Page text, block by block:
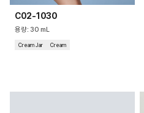
C02-1030
용량: 30 mL
Cream Jar Cream